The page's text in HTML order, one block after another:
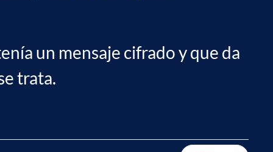
un mensaje cifrado y que da
trata.